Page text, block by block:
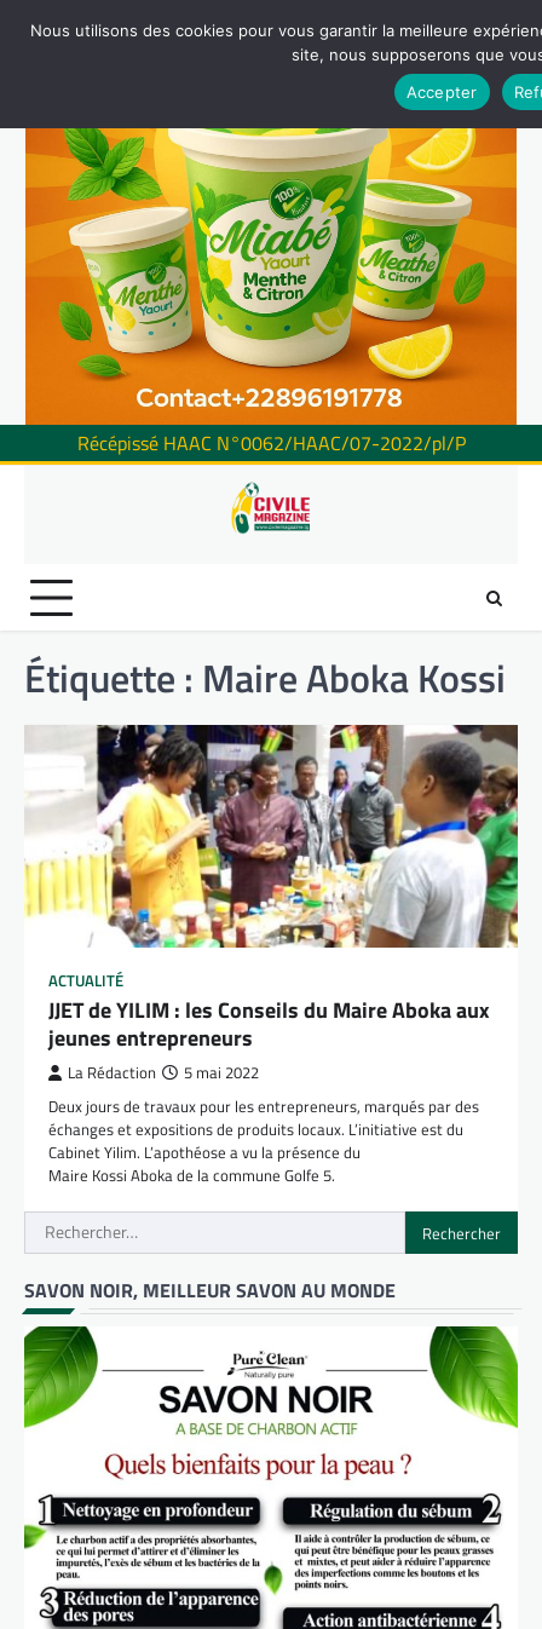
Récépissé HAAC N°0062/HAAC/07-2022/pl/P
Étiquette : Maire Aboka Kossi
ACTUALITÉ
JJET de YILIM : les Conseils du Maire Aboka aux
jeunes entrepreneurs
La Rédaction 5 mai 2022
Deux jours de travaux pour les entrepreneurs, marqués par des
échanges et expositions de produits locaux. L’initiative est du
Cabinet Yilim. L’apothéose a vu la présence du
Maire Kossi Aboka de la commune Golfe 5.
Rechercher :
SAVON NOIR, MEILLEUR SAVON AU MONDE
Nous utilisons des cookies pour vous garantir la meilleure
site, nous supposerons que
Accepter